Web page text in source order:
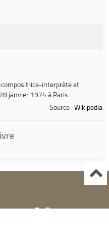
interprète et
janvier 1974 à Paris.
Source : Wikipedia